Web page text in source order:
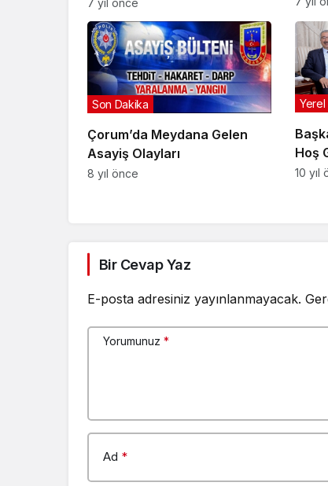
Çorum’da Meydana Gelen
Asayiş Olayları
Son Dakika
8 yıl önce
Hoş
Yerel
10 yıl
Bir Cevap Yaz
E-posta adresiniz yayınlanmayacak.
Yorumunuz *
Ad *